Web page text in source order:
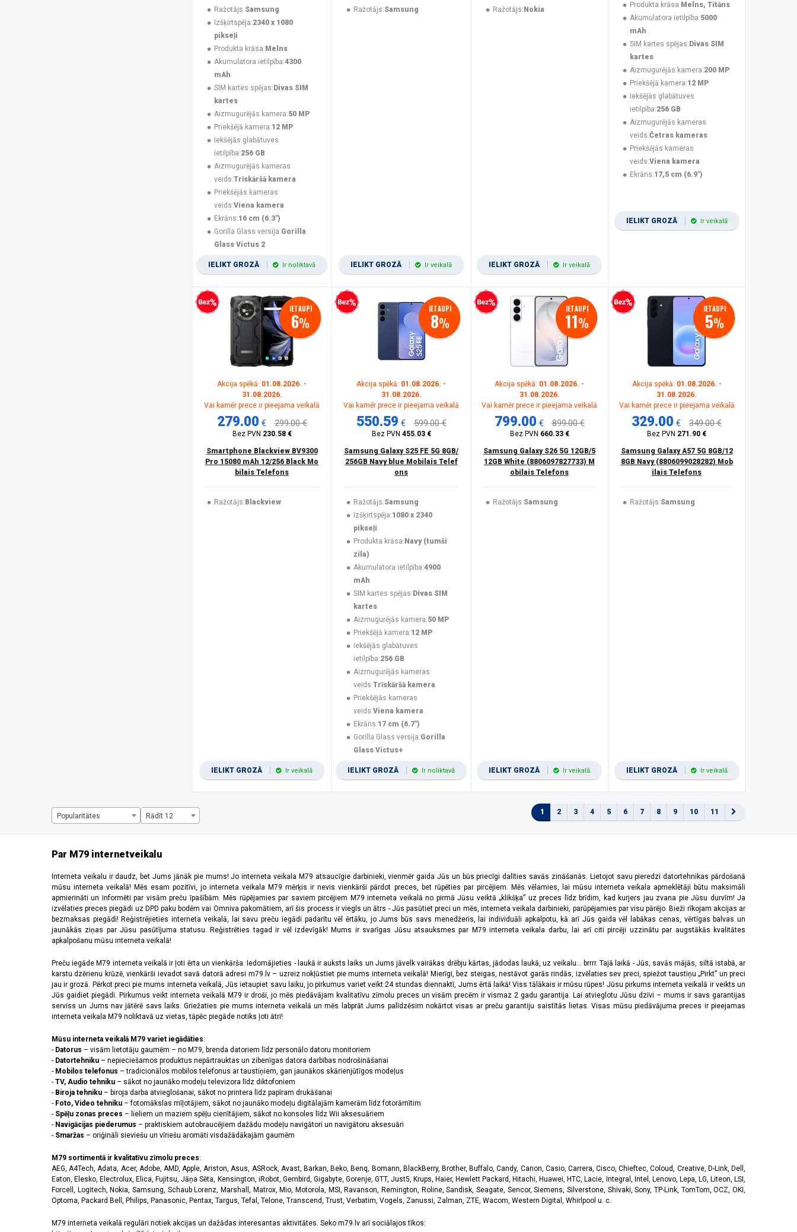
220 x 176 pikseļi
2340 x 1080 pikseļi (27)
2392 x 1080 pikseļi (2)
240 x 320 pikseļi
(6)
2408 x 1080 pikseļi (5)
2412 x 1080 pikseļi
(6)
2440 x 2240 pikseļi (2)
2448 x 1080 pikseļi
(1)
2510 x 1156 pikseļi (1)
2520 x 1080 pikseļi (4)
2556 x 1179 pikseļi (14)
2608 x 1200 pikseļi
(2)
2622 x 1206 pikseļi (3)
2640 x 1080 pikseļi (3)
2670 x 1200 pikseļi (3)
2772 x 1280 pikseļi (1)
2778 x 1284 pikseļi (5)
2780 x 1264 pikseļi (1)
2796 x 1290 pikseļi (11)
2800 x 1272 pikseļi
(1)
2800 x 1280 pikseļi
(1)
2844 x 1260 pikseļi (1)
2868 x 1320 pikseļi (3)
320 x 240 pikseļi
3200 x 1140 pikseļi (1)
3200 x 1440 pikseļi (1)
720 x 1600 pikseļi (2)
Skārienjūtīgais
Ražotājs:Samsung
Izšķirtspēja:2340 x 1080
pikseļi
Produkta krāsa: Melns
Akumulatora ietilpība:4300
mAh
SIM kartes spējas: Divas SIM
kartes
Aizmugurējās kamera:50 MP
Priekšējā kamera:12 MP
Iekšējās glabātuves
ietilpība:256 GB
Aizmugurējās kameras
veids:Trīskāršā kamera
Priekšējās kameras
veids:Viena kamera
Ekrāns:16 cm (6.3")
Gorilla Glass versija:Gorilla
Glass Victus 2
IELIKT GROZĀ Ir noliktavā
Ražotājs:Samsung
IELIKT GROZĀ Ir veikalā
Ražotājs: Nokia
IELIKT GROZĀ Ir veikalā
Produkta krāsa: Melns, Titāns
Akumulatora ietilpība:5000
mAh
SIM kartes spējas: Divas SIM
kartes
Aizmugurējās kamera:200 MP
Priekšējā kamera:12 MP
Iekšējās glabātuves
ietilpība:256 GB
Aizmugurējās kameras
veids:Četras kameras
Priekšējās kameras
veids:Viena kamera
Ekrāns:17,5 cm (6.9")
IELIKT GROZĀ Ir veikalā
Bezprocentu kredīts IETAUPI
6%
Akcija spēkā: 01.08.2026. -
31.08.2026.
Vai kamēr prece ir pieejama veikalā
279.00 € 299.00 €
Bez PVN 230.58 €
Smartphone Blackview BV9300
Pro 15080 mAh 12/256 Black Mo
bilais Telefons
Ražotājs: Blackview
IELIKT GROZĀ Ir veikalā
Bezprocentu kredīts IETAUPI
8%
Akcija spēkā: 01.08.2026. -
31.08.2026.
Vai kamēr prece ir pieejama veikalā
550.59 € 599.00 €
Bez PVN 455.03 €
Samsung Galaxy S25 FE 5G 8GB/
256GB Navy blue Mobilais Telef
ons
Ražotājs:Samsung
Izšķirtspēja:1080 x 2340
pikseļi
Produkta krāsa: Navy (tumši
zila)
Akumulatora ietilpība:4900
mAh
SIM kartes spējas: Divas SIM
kartes
Aizmugurējās kamera:50 MP
Priekšējā kamera:12 MP
Iekšējās glabātuves
ietilpība:256 GB
Aizmugurējās kameras
veids:Trīskāršā kamera
Priekšējās kameras
veids:Viena kamera
Ekrāns:17 cm (6.7")
Gorilla Glass versija:Gorilla
Glass Victus+
IELIKT GROZĀ Ir noliktavā
Bezprocentu kredīts IETAUPI
11%
Akcija spēkā: 01.08.2026. -
31.08.2026.
Vai kamēr prece ir pieejama veikalā
799.00 € 899.00 €
Bez PVN 660.33 €
Samsung Galaxy S26 5G 12GB/5
12GB White (8806097827733) M
obilais Telefons
Ražotājs:Samsung
IELIKT GROZĀ Ir veikalā
Bezprocentu kredīts IETAUPI
5%
Akcija spēkā: 01.08.2026. -
31.08.2026.
Vai kamēr prece ir pieejama veikalā
329.00 € 349.00 €
Bez PVN 271.90 €
Samsung Galaxy A57 5G 8GB/12
8GB Navy (8806099028282) Mob
ilais Telefons
Ražotājs:Samsung
IELIKT GROZĀ Ir veikalā
1 2 3 4 5 6 7 8 9 10 11
Popularitātes Rādīt 12
Par M79 internetveikalu
Interneta veikalu ir daudz, bet Jums jānāk pie mums! Jo interneta veikala M79 atsaucīgie darbinieki, vienmēr gaida Jūs un būs priecīgi dalīties savās zināšanās. Lietojot savu pieredzi datortehnikas pārdošanā
mūsu interneta veikalā! Mēs esam pozitīvi, jo interneta veikala M79 mērķis ir nevis vienkārši pārdot preces, bet rūpēties par pircējiem. Mēs vēlamies, lai mūsu interneta veikala apmeklētāji būtu maksimāli
apmierināti un informēti par visām preču īpašībām. Mēs rūpējamies par saviem pircējiem M79 interneta veikalā no pirmā Jūsu veiktā „klikšķa” uz preces līdz brīdim, kad kurjers jau zvana pie Jūsu durvīm! Ja
izvēlaties preces piegādi uz DPD paku bodēm vai Omniva pakomātiem, arī šis process ir viegls un ātrs - Jūs pasūtiet preci un mēs, interneta veikala darbinieki, parūpējamies par visu pārējo. Bieži rīkojam akcijas ar
bezmaksas piegādi! Reģistrējieties interneta veikalā, lai savu preču iegādi padarītu vēl ērtāku, jo Jums būs savs menedžeris, lai individuāli apkalpotu, kā arī Jūs gaida vēl labākas cenas, vērtīgas balvas un
jaunākās ziņas par Jūsu pasūtījuma statusu. Reģistrēties tagad ir vēl izdevīgāk! Mums ir svarīgas Jūsu atsauksmes par M79 interneta veikala darbu, lai arī citi pircēji uzzinātu par augstākās kvalitātes
apkalpošanu mūsu interneta veikalā!
Preču iegāde M79 interneta veikalā ir ļoti ērta un vienkārša. Iedomājieties - laukā ir auksts laiks un Jums jāvelk vairākas drēbju kārtas, jādodas laukā, uz veikalu... brrrr. Tajā laikā - Jūs, savās mājās, siltā istabā, ar
karstu dzērienu krūzē, vienkārši ievadot savā datorā adresi m79.lv – uzreiz nokļūstiet pie mums interneta veikalā! Mierīgi, bez steigas, nestāvot garās rindās, izvēlaties sev preci, spiežot taustiņu „Pirkt” un preci
jau ir grozā. Pērkot preci pie mums interneta veikalā, Jūs ietaupiet savu laiku, jo pirkumus variet veikt 24 stundas diennaktī, Jums ērtā laikā! Viss tālākais ir mūsu rūpes! Jūsu pirkums interneta veikalā ir veikts un
Jūs gaidiet piegādi. Pirkumus veikt interneta veikalā M79 ir droši, jo mēs piedāvājam kvalitatīvu zīmolu preces un visām precēm ir vismaz 2 gadu garantija. Lai atvieglotu Jūsu dzīvi – mums ir savs garantijas
serviss un Jums nav jātērē savs laiks. Griežaties pie mums interneta veikalā un mēs labprāt Jums palīdzēsim nokārtot visas ar preču garantiju saistītās lietas. Visas mūsu piedāvājuma preces ir pieejamas
interneta veikala M79 noliktavā uz vietas, tāpēc piegāde notiks ļoti ātri!
Mūsu interneta veikalā M79 variet iegādāties:
- Datorus – visām lietotāju gaumēm – no M79, brenda datoriem līdz personālo datoru monitoriem
- Datortehniku – nepieciešamos produktus nepārtrauktas un zibenīgas datora darbības nodrošināšanai
- Mobilos telefonus – tradicionālos mobilos telefonus ar taustiņiem, gan jaunākos skārienjūtīgos modeļus
- TV, Audio tehniku – sākot no jaunāko modeļu televizora līdz diktofoniem
- Biroja tehniku – biroja darba atvieglošanai, sākot no printera līdz papīram drukāšanai
- Foto, Video tehniku – fotomākslas mīļotājiem, sākot no jaunāko modeļu digitālajām kamerām līdz fotorāmītim
- Spēļu zonas preces – lieliem un maziem spēļu cienītājiem, sākot no konsoles līdz Wii aksesuāriem
- Navigācijas piederumus – praktiskiem autobraucējiem dažādu modeļu navigātori un navigātoru aksesuāri
- Smaržas – oriģināli sieviešu un vīriešu aromāti visdažādākajām gaumēm
M79 sortimentā ir kvalitatīvu zīmolu preces:
AEG, A4Tech, Adata, Acer, Adobe, AMD, Apple, Ariston, Asus, ASRock, Avast, Barkan, Beko, Benq, Bomann, BlackBerry, Brother, Buffalo, Candy, Canon, Casio, Carrera, Cisco, Chieftec, Coloud, Creative, D-Link, Dell,
Eaton, Elesko, Electrolux, Elica, Fujitsu, Jāņa Sēta, Kensington, iRobot, Gembird, Gigabyte, Gorenje, GTT, Just5, Krups, Haier, Hewlett Packard, Hitachi, Huawei, HTC, Lacie, Integral, Intel, Lenovo, Lepa, LG, Liteon, LSI,
Forcell, Logitech, Nokia, Samsung, Schaub Lorenz, Marshall, Matrox, Mio, Motorola, MSI, Ravanson, Remington, Roline, Sandisk, Seagate, Sencor, Siemens, Silverstone, Shivaki, Sony, TP-Link, TomTom, OCZ, OKI,
Optoma, Packard Bell, Philips, Panasonic, Pentax, Targus, Tefal, Telone, Transcend, Trust, Verbatim, Vogels, Zanussi, Zalman, ZTE, Wacom, Western Digital, Whirlpool u. c.
M79 interneta veikalā regulāri notiek akcijas un dažādas interesantas aktivitātes. Seko m79.lv arī sociālajos tīkos: